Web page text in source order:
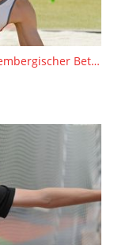
DM Halle Masters mit starker baden-württembergischer Beteiligung